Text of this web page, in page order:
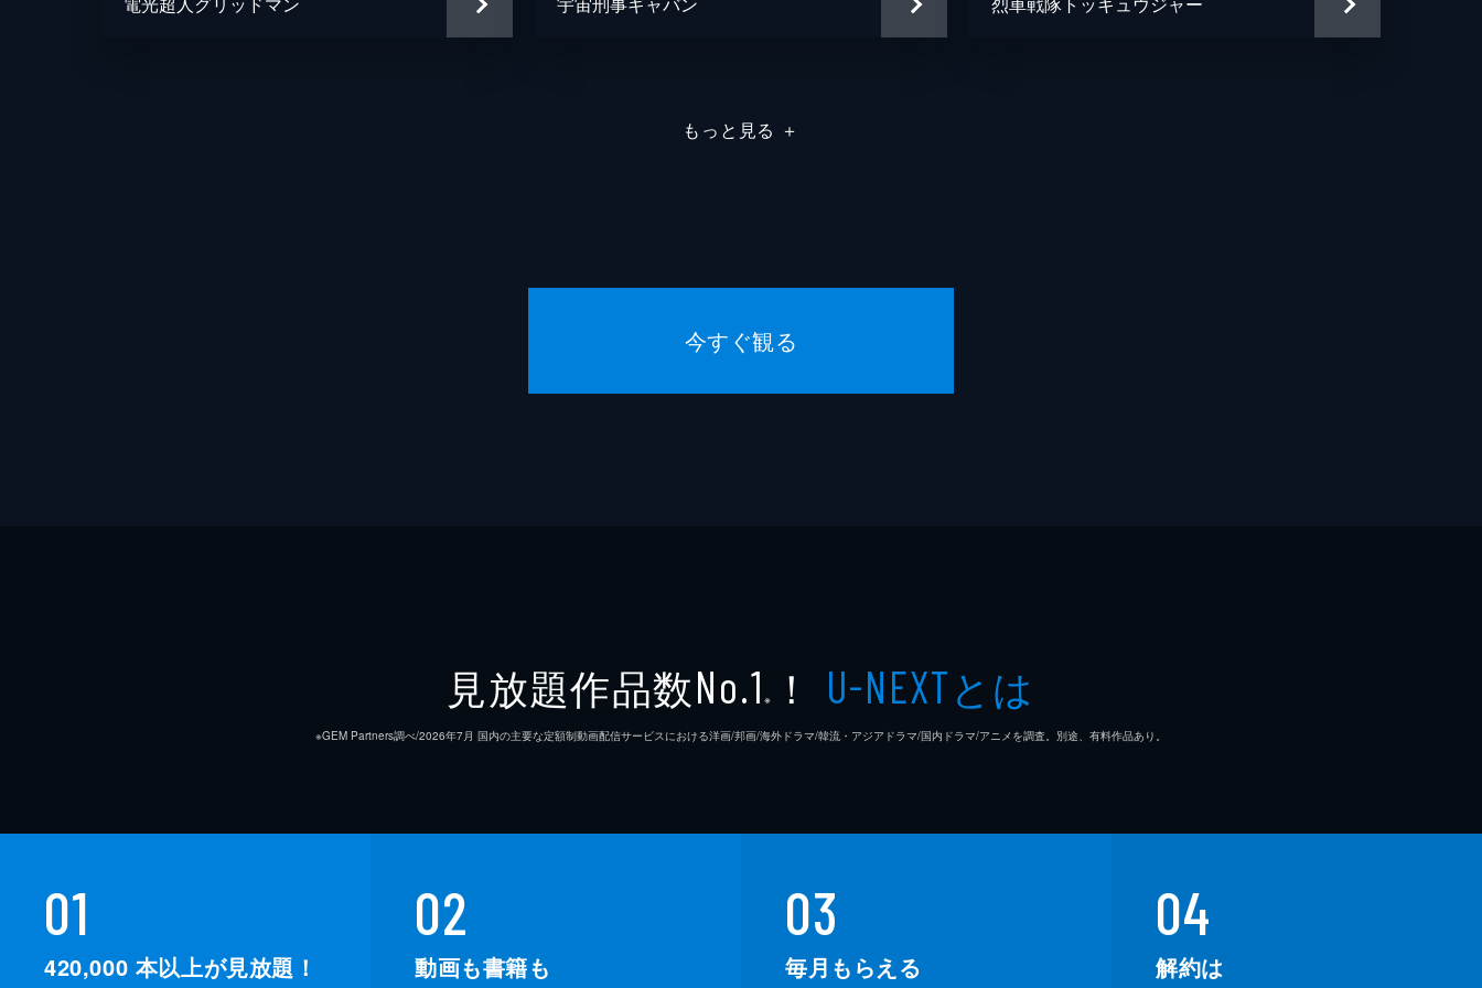
もっと見る ＋
今すぐ観る
見放題作品数No.1 ※ ！ U-NEXTとは
※GEM Partners調べ/2026年7⽉ 国内の主要な定額制動画配信サービスにおける洋画/邦画/海外ドラマ/韓流・アジアドラマ/国内ドラマ/アニメを調査。別途、有料作品あり。
01
420,000 本以上が見放題！
02
動画も書籍も
03
毎月もらえる
04
解約は